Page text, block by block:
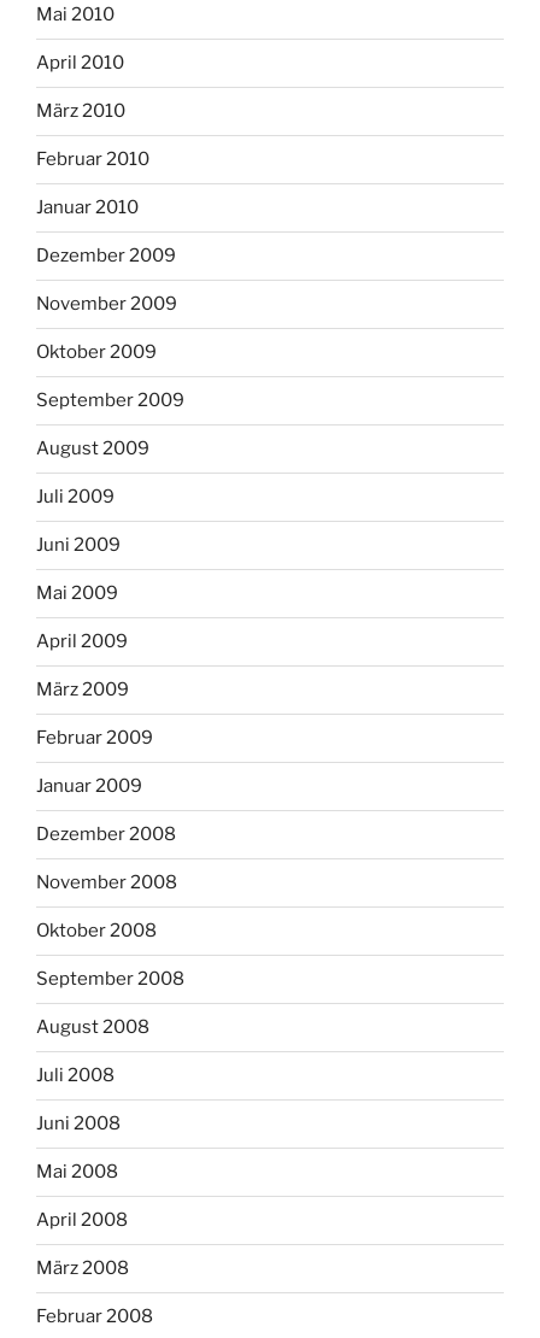
Mai 2010
April 2010
März 2010
Februar 2010
Januar 2010
Dezember 2009
November 2009
Oktober 2009
September 2009
August 2009
Juli 2009
Juni 2009
Mai 2009
April 2009
März 2009
Februar 2009
Januar 2009
Dezember 2008
November 2008
Oktober 2008
September 2008
August 2008
Juli 2008
Juni 2008
Mai 2008
April 2008
März 2008
Februar 2008